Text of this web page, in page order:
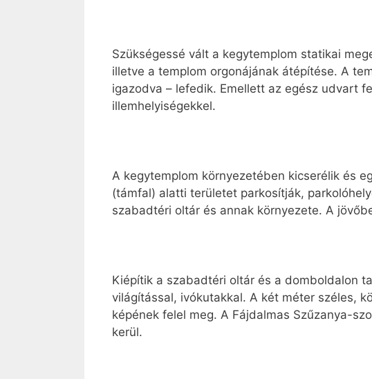
Szükségessé vált a kegytemplom statikai
illetve a templom orgonájának átépítése. A
igazodva – lefedik. Emellett az egész udvart
illemhelyiségekkel.
A kegytemplom környezetében kicserélik és
(támfal) alatti területet parkosítják,
szabadtéri oltár és annak környezete. A
Kiépítik a szabadtéri oltár és a domboldalon
világítással, ivókutakkal. A két méter széles,
képének felel meg. A Fájdalmas Szűzanya-
kerül.